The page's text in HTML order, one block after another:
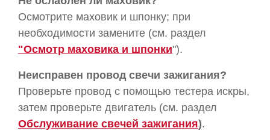
Осмотрите маховик и шпонку; при
необходимости замените (см. раздел
"Осмотр маховика и шпонки").
Неисправен провод свечи зажигания?
Проверьте провод с помощью тестера искры,
затем проверьте двигатель (см. раздел
Обслуживание свечей зажигания).